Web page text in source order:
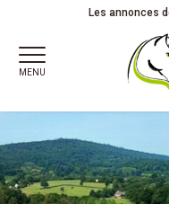
équestresLes annonces
MENU